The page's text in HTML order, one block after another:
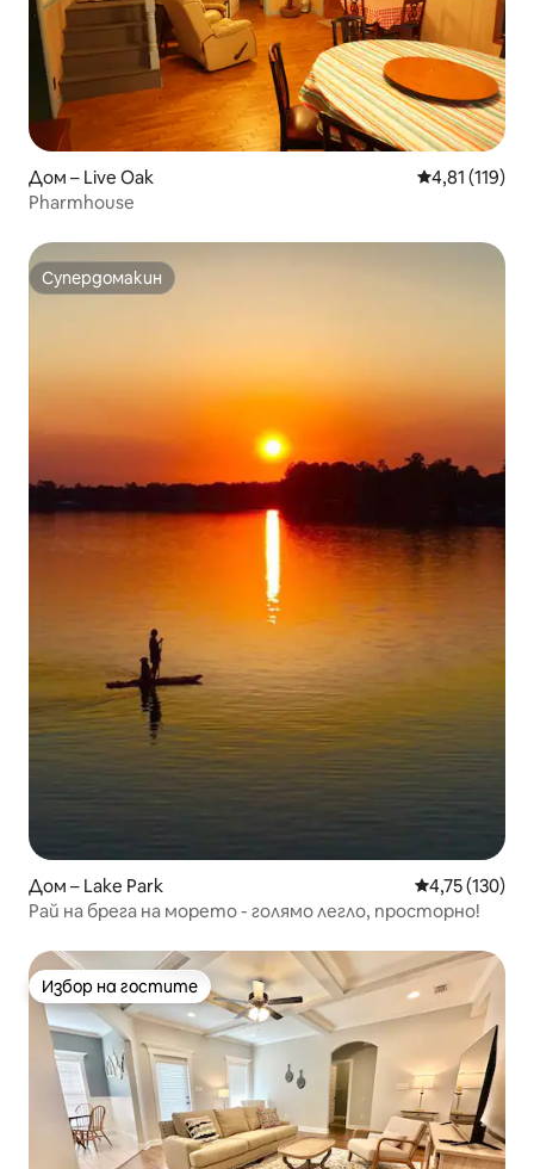
Дом – Live Oak Средна
4,81 (119)
Pharmhouse
Супердомакин
Супердомакин
Дом – Lake Park Средна
4,75 (130)
Рай на брега на морето - голямо легло, просторно!
Избор на гостите
Избор на гостите